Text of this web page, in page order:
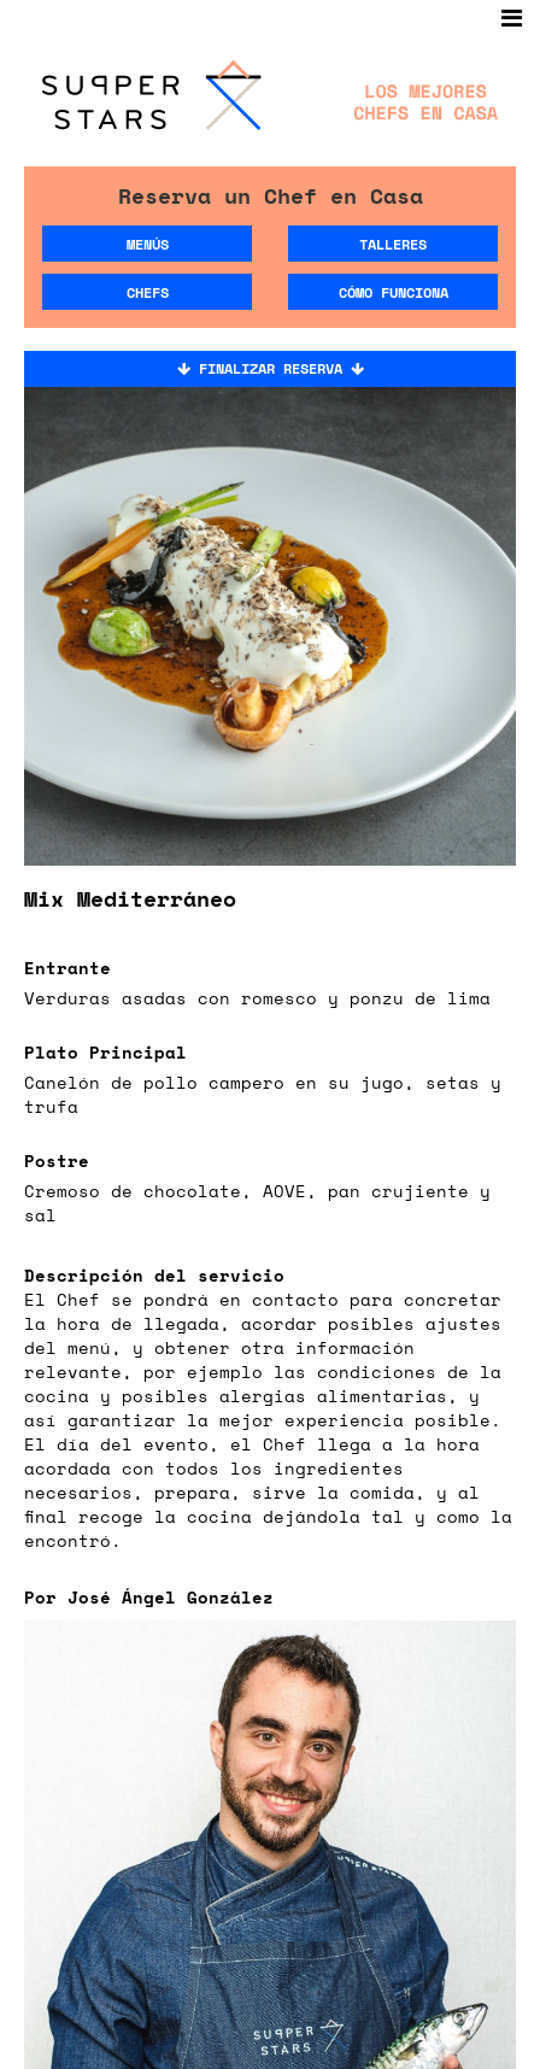
Reserva un Chef en Casa
MENÚS TALLERES
CHEFS CÓMO FUNCIONA
FINALIZAR RESERVA
Mix Mediterráneo
Entrante
Verduras asadas con romesco y ponzu de lima
Plato Principal
Canelón de pollo campero en su jugo, setas y
trufa
Postre
Cremoso de chocolate, AOVE, pan crujiente y
sal
Descripción del servicio
El Chef se pondrá en contacto para concretar
la hora de llegada, acordar posibles ajustes
del menú, y obtener otra información
relevante, por ejemplo las condiciones de la
cocina y posibles alergias alimentarias, y
así garantizar la mejor experiencia posible.
El día del evento, el Chef llega a la hora
acordada con todos los ingredientes
necesarios, prepara, sirve la comida, y al
final recoge la cocina dejándola tal y como la
encontró.
Por José Ángel González